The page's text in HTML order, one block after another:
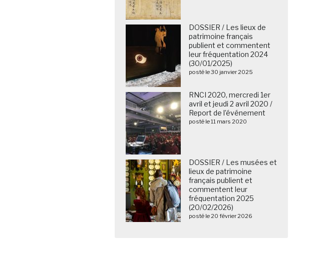
DOSSIER / Les lieux de
patrimoine français
publient et commentent
leur fréquentation 2024
(30/01/2025)
posté le 30 janvier 2025
RNCI 2020, mercredi 1er
avril et jeudi 2 avril 2020 /
Report de l’événement
posté le 11 mars 2020
DOSSIER / Les musées et
lieux de patrimoine
français publient et
commentent leur
fréquentation 2025
(20/02/2026)
posté le 20 février 2026